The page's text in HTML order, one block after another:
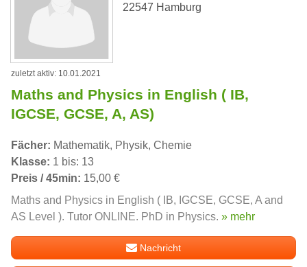
22547 Hamburg
zuletzt aktiv: 10.01.2021
Maths and Physics in English ( IB,
IGCSE, GCSE, A, AS)
Fächer: Mathematik, Physik, Chemie
Klasse: 1 bis: 13
Preis / 45min: 15,00 €
Maths and Physics in English ( IB, IGCSE, GCSE, A and
AS Level ). Tutor ONLINE. PhD in Physics. » mehr
Nachricht